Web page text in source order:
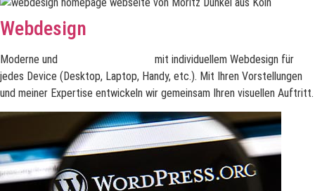
Webdesign
Moderne und
mit individuellem Webdesign für
jedes Device (Desktop, Laptop, Handy, etc.). Mit Ihren Vorstellungen
und meiner Expertise entwickeln wir gemeinsam Ihren visuellen Auftritt.